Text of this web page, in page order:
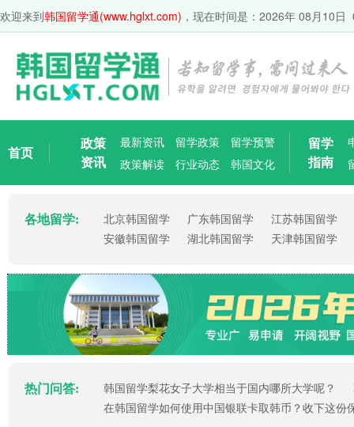
欢迎来到韩国留学通(www.hglxt.com) ，现在时间是： 2026年 08月10日
首页
政策
资讯
最新资讯 留学政策
留学预警
政策解读
行业动态 韩国文化
留学
指南
各地留学: 北京韩国留学 广东韩国留学
江苏韩国留学
安徽韩国留学
湖北韩国留学 天津韩国留学
热门问答: 韩国留学梨花女子大学相当于国内哪所大学呢？
在韩国留学如何使用中国银联卡取韩币？收下这份